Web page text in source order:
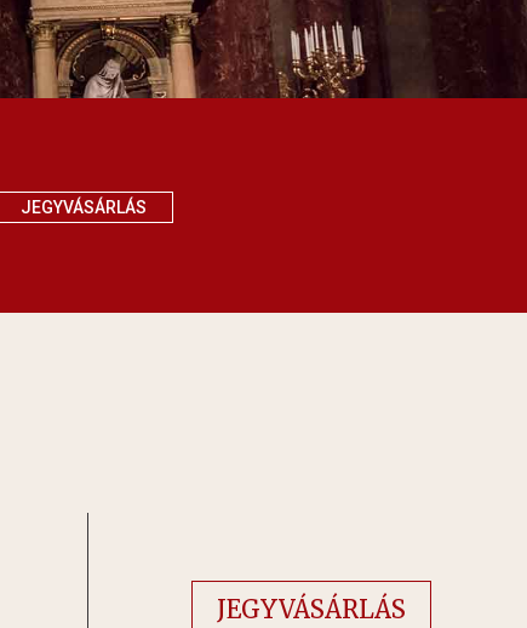
JEGYVÁSÁRLÁS
JEGYVÁSÁRLÁS